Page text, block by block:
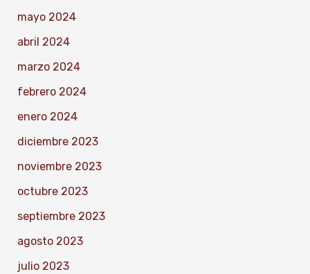
mayo 2024
abril 2024
marzo 2024
febrero 2024
enero 2024
diciembre 2023
noviembre 2023
octubre 2023
septiembre 2023
agosto 2023
julio 2023